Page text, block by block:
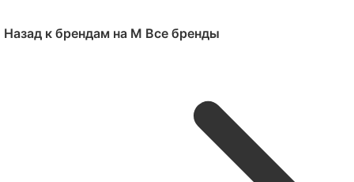
Назад к брендам на M Все бренды